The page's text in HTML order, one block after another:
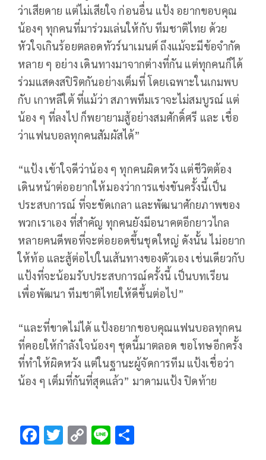
ว่าเสียดาย แต่ไม่เสียใจ ก่อนอื่น แป้ง อยากขอบคุณ
น้องๆ ทุกคนที่มาร่วมเล่นให้กับ ทีมชาติไทย ด้วย
หัวใจเกินร้อยตลอดทัวร์นาเมนต์ ถึงแม้จะมีข้อจำกัด
หลาย ๆ อย่าง เดินทางมาจากต่างที่กัน แต่ทุกคนก็ได้
ร่วมแสดงสปิริตกันอย่างเต็มที่ โดยเฉพาะในเกมพบ
กับ เกาหลีใต้ ที่แม้ว่า สภาพทีมเราจะไม่สมบูรณ์ แต่
น้อง ๆ ที่ลงไป ก็พยายามสู้อย่างสมศักดิ์ศรี และ เชื่อ
ว่าแฟนบอลทุกคนสัมผัสได้”
“แป้ง เข้าใจดีว่าน้อง ๆ ทุกคนผิดหวัง แต่ชีวิตต้อง
เดินหน้าต่ออยากให้มองว่าการแข่งขันครั้งนี้เป็น
ประสบการณ์ ที่จะขัดเกลา และพัฒนาศักยภาพของ
พวกเราเอง ที่สำคัญ ทุกคนยังมีอนาคตอีกยาวไกล
หลายคนดีพอที่จะต่อยอดขึ้นชุดใหญ่ ดังนั้นไม่อยาก
ให้ท้อ และสู้ต่อไปในเส้นทางของตัวเอง เช่นเดียวกับ
แป้งที่จะน้อมรับประสบการณ์ครั้งนี้ เป็นบทเรียน
เพื่อพัฒนา ทีมชาติไทยให้ดีขึ้นต่อไป”
“และที่ขาดไม่ได้ แป้งอยากขอบคุณแฟนบอลทุกคน
ที่คอยให้กำลังใจน้องๆ ชุดนี้มาตลอด ขอโทษอีกครั้ง
ที่ทำให้ผิดหวัง แต่ในฐานะผู้จัดการทีม แป้งเชื่อว่า
น้อง ๆ เต็มที่กันที่สุดแล้ว” มาดามแป้ง ปิดท้าย
F T C Li